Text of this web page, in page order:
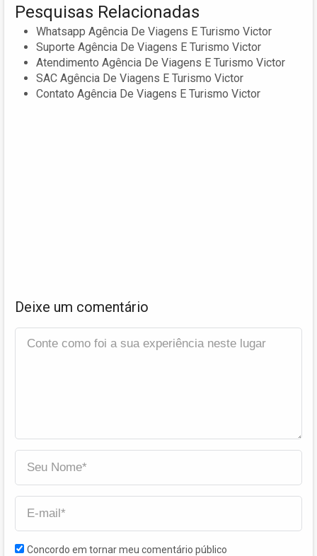
Pesquisas Relacionadas
Whatsapp Agência De Viagens E Turismo Victor
Suporte Agência De Viagens E Turismo Victor
Atendimento Agência De Viagens E Turismo Victor
SAC Agência De Viagens E Turismo Victor
Contato Agência De Viagens E Turismo Victor
Deixe um comentário
Concordo em tornar meu comentário público